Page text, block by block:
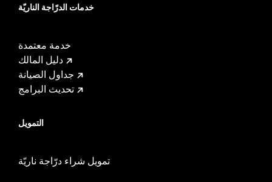
خدمات الدرّاجة الناريّة
خدمة معتمدة
دليل المالك
جداول الصيانة
تحديث البرامج
التمويل
تمويل شراء درّاجة ناريّة